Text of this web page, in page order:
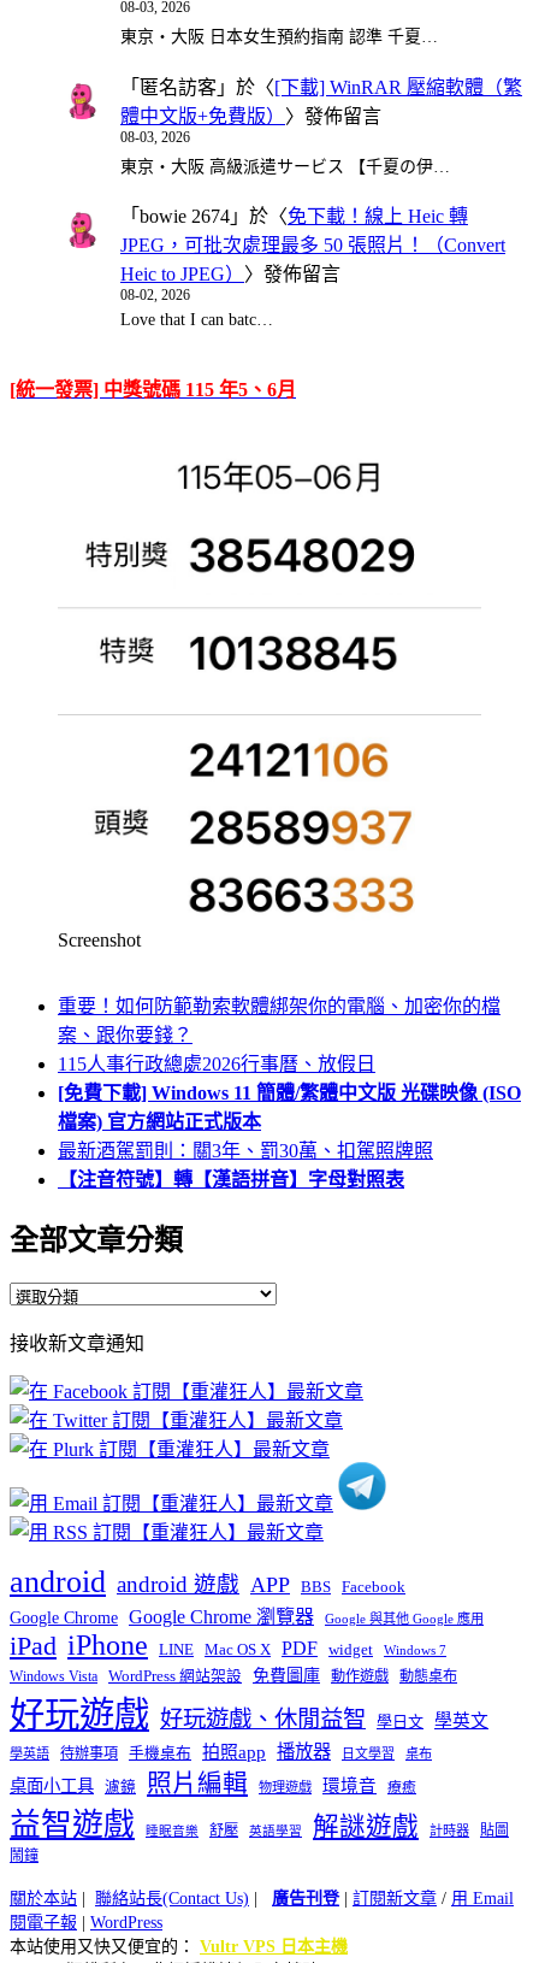
08-03, 2026
東京・大阪 日本女生預約指南 認準 千夏…
「 匿名訪客 」於〈[下載] WinRAR 壓縮軟體（繁
體中文版+免費版） 〉發佈留言
08-03, 2026
東京・大阪 高級派遣サービス 【千夏の伊…
「 bowie 2674 」於〈免下載！線上 Heic 轉
JPEG，可批次處理最多 50 張照片！（Convert
Heic to JPEG） 〉發佈留言
08-02, 2026
Love that I can batc…
[統一發票] 中獎號碼 115 年5、6月
Screenshot
重要！如何防範勒索軟體綁架你的電腦、加密你的檔
案、跟你要錢？
115人事行政總處2026行事曆、放假日
[免費下載] Windows 11 簡體/繁體中文版 光碟映像 (ISO
檔案) 官方網站正式版本
最新酒駕罰則：關3年、罰30萬、扣駕照牌照
【注音符號】轉【漢語拼音】字母對照表
全部文章分類
全
文
章
分
類
接收新文章通知
android android 遊戲 APP BBS Facebook
Google Chrome Google Chrome 瀏覽器 Google 與其他 Google 應用
iPad iPhone LINE Mac OS X PDF widget Windows 7
Windows Vista WordPress 網站架設 免費圖庫 動作遊戲 動態桌布
好玩遊戲 好玩遊戲、休閒益智 學日文 學英文
學英語 待辦事項 手機桌布 拍照app 播放器 日文學習 桌布
桌面小工具 濾鏡 照片編輯 物理遊戲 環境音 療癒
益智遊戲 睡眠音樂 舒壓 英語學習 解謎遊戲 計時器
貼圖
鬧鐘
關於本站 聯絡站長(Contact Us) 廣告刊登| 訂閱新文章 / 用 Email
閱電子報
WordPress
本站使用又快又便宜的： Vultr VPS 日本主機